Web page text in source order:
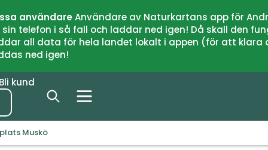
användareAnvändare av Naturkartans app för
telefon i så fall och laddar ned igen! Då skall den
all data för hela landet lokalt i appen (för att
ned igen!
Bli kund
Muskö